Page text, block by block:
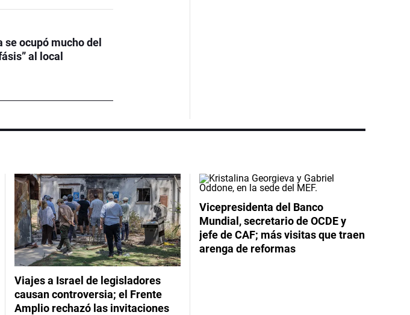
se ocupó mucho del
al local
Viajes a Israel de legisladores
causan controversia; el Frente
Amplio rechazó las invitaciones
Vicepresidenta del Banco
Mundial, secretario de OCDE y
jefe de CAF; más visitas que traen
arenga de reformas